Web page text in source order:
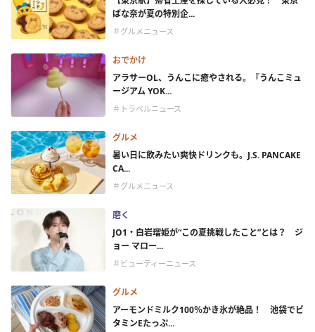
ばな奈が夏の特別企...
＃グルメニュース
おでかけ
アラサーOL、うんこに癒やされる。『うんこミュ
ージアム YOK...
＃トラベルニュース
グルメ
暑い日に飲みたい爽快ドリンクも。J.S. PANCAKE
CA...
＃グルメニュース
磨く
JO1・白岩瑠姫が“この夏挑戦したこと”とは？ ジ
ョー マロー...
＃ビューティーニュース
グルメ
アーモンドミルク100％かき氷が絶品！ 池袋でビ
タミンEたっぷ...